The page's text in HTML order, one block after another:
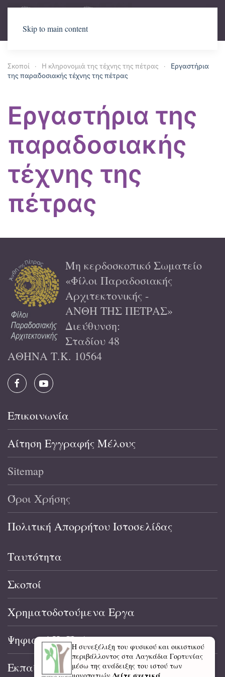
Skip to main content
Σκοποί Η κληρονομιά της τέχνης της πέτρας
Εργαστήρια
της παραδοσιακής τέχνης της πέτρας
Εργαστήρια της
παραδοσιακής
τέχνης της
πέτρας
Μη κερδοσκοπικό Σωματείο
«Φίλοι Παραδοσιακής
Αρχιτεκτονικής -
ΑΝΘΗ ΤΗΣ ΠΕΤΡΑΣ»
Διεύθυνση:
Σταδίου 48
ΑΘΗΝΑ Τ.Κ. 10564
Επικοινωνία
Αίτηση Εγγραφής Μέλους
Sitemap
Όροι Χρήσης
Πολιτική Απορρήτου Ιστοσελίδας
Ταυτότητα
Σκοποί
Χρηματοδοτούμενα Εργα
Ψηφιακό Κ. Π. Α.
Εκπαίδευση
Η συνεξέλιξη του φυσικού και οικιστικού
περιβάλλοντος στα Λαγκάδια Γορτυνίας
μέσω της ανάδειξης του ιστού των